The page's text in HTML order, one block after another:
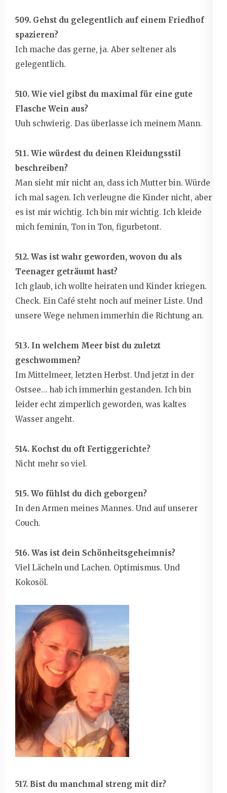
509. Gehst du gelegentlich auf einem Friedhof
spazieren?
Ich mache das gerne, ja. Aber seltener als
gelegentlich.
510. Wie viel gibst du maximal für eine gute
Flasche Wein aus?
Uuh schwierig. Das überlasse ich meinem Mann.
511. Wie würdest du deinen Kleidungsstil
beschreiben?
Man sieht mir nicht an, dass ich Mutter bin. Würde
ich mal sagen. Ich verleugne die Kinder nicht, aber
es ist mir wichtig. Ich bin mir wichtig. Ich kleide
mich feminin, Ton in Ton, figurbetont.
512. Was ist wahr geworden, wovon du als
Teenager geträumt hast?
Ich glaub, ich wollte heiraten und Kinder kriegen.
Check. Ein Café steht noch auf meiner Liste. Und
unsere Wege nehmen immerhin die Richtung an.
513. In welchem Meer bist du zuletzt
geschwommen?
Im Mittelmeer, letzten Herbst. Und jetzt in der
Ostsee… hab ich immerhin gestanden. Ich bin
leider echt zimperlich geworden, was kaltes
Wasser angeht.
514. Kochst du oft Fertiggerichte?
Nicht mehr so viel.
515. Wo fühlst du dich geborgen?
In den Armen meines Mannes. Und auf unserer
Couch.
516. Was ist dein Schönheitsgeheimnis?
Viel Lächeln und Lachen. Optimismus. Und
Kokosöl.
517. Bist du manchmal streng mit dir?